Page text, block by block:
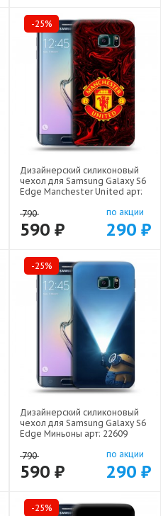
-25%
Дизайнерский силиконовый
чехол для Samsung Galaxy S6
Edge Manchester United арт:
790
590 ₽
по акции
290 ₽
-25%
Дизайнерский силиконовый
чехол для Samsung Galaxy S6
Edge Миньоны арт: 22609
790
590 ₽
по акции
290 ₽
-25%